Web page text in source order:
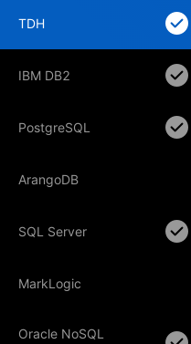
TDH
IBM DB2
PostgreSQL
ArangoDB
SQL Server
MarkLogic
Oracle NoSQL
TDH
IBM DB2
PostgreSQL
ArangoDB
SQL Server
MarkLogic
Oracle NoSQL